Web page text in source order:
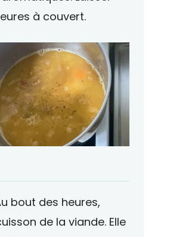
à couvert.
bout des heures,
de la viande. Elle